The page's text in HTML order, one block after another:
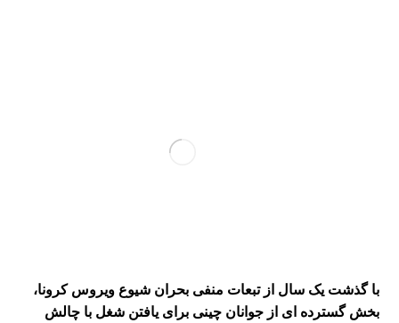
با گذشت یک سال از تبعات منفی بحران شیوع ویروس کرونا،
بخش گسترده ای از جوانان چینی برای یافتن شغل با چالش